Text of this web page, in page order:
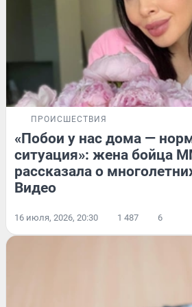
ПРОИСШЕСТВИЯ
«Побои у нас дома —
ситуация»: жена бойца
рассказала о
Видео
16 июля, 2026, 20:30 1 487 6